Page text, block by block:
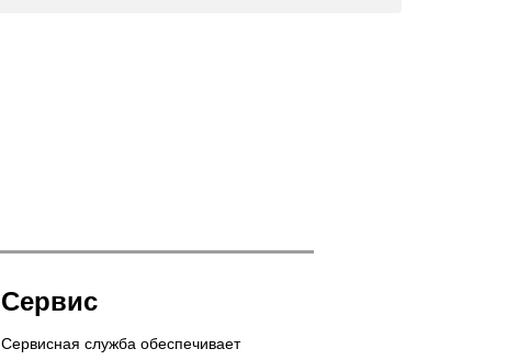
Сервис
Сервисная служба обеспечивает